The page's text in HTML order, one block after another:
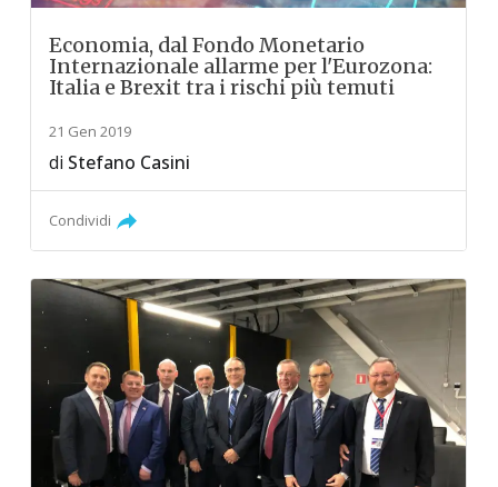
Economia, dal Fondo Monetario
Internazionale allarme per l'Eurozona:
Italia e Brexit tra i rischi più temuti
21 Gen 2019
di Stefano Casini
Condividi